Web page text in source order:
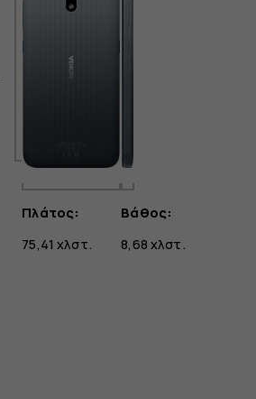
Πλάτος:
75,41 χλστ.
Βάθος:
8,68 χλστ.